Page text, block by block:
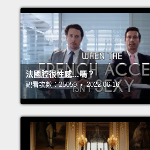
法國腔很性感…嗎？
觀看次數：25059 • 2022-06-16